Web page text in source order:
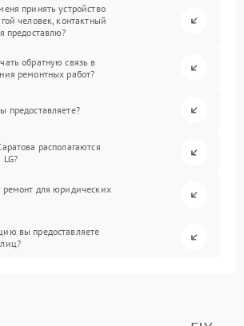
принять устройство
человек, контактный
предоставлю?
обратную связь в
ремонтных работ?
предоставляете?
располагаются
для юридических
вы предоставляете